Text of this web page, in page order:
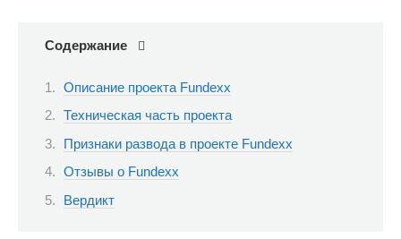
Содержание
Описание проекта Fundexx
Техническая часть проекта
Признаки развода в проекте Fundexx
Отзывы о Fundexx
Вердикт